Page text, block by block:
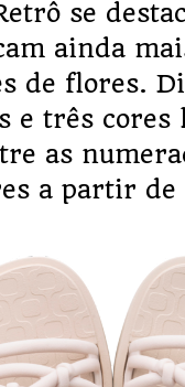
se
ainda
de flores.
e três cores
as
a partir de